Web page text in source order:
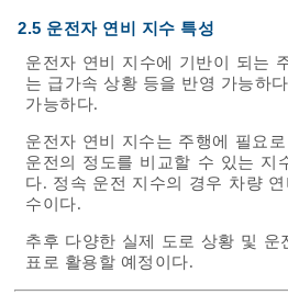
2.5 운전자 연비 지수 특성
운전자 연비 지수에 기반이 되는
는 급가속 상황 등을 반영 가능하
가능하다.
운전자 연비 지수는 주행에 필요
운전의 정도를 비교할 수 있는 지
다. 정속 운전 지수의 경우 차량
수이다.
추후 다양한 실제 도로 상황 및
표로 활용할 예정이다.